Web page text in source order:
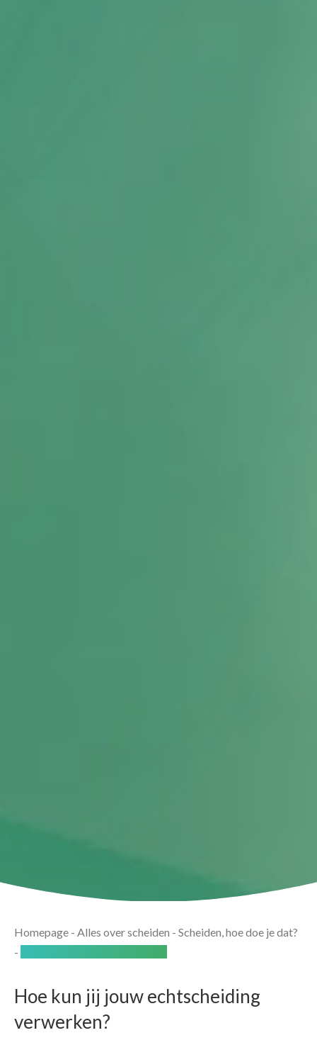
Homepage - Alles over scheiden - Scheiden, hoe doe je dat?
-
Hoe kun jij jouw echtscheiding
verwerken?